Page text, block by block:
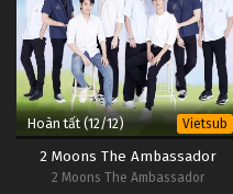
Hoàn tất (12/12) Vietsub
2 Moons The Ambassador
2 Moons The Ambassador